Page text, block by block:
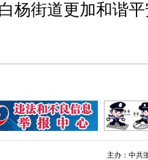
杨街道更加和谐
主办：中共